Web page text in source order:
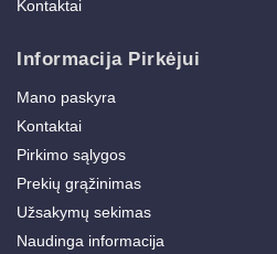
Kontaktai
Informacija Pirkėjui
Mano paskyra
Kontaktai
Pirkimo sąlygos
Prekių grąžinimas
Užsakymų sekimas
Naudinga informacija